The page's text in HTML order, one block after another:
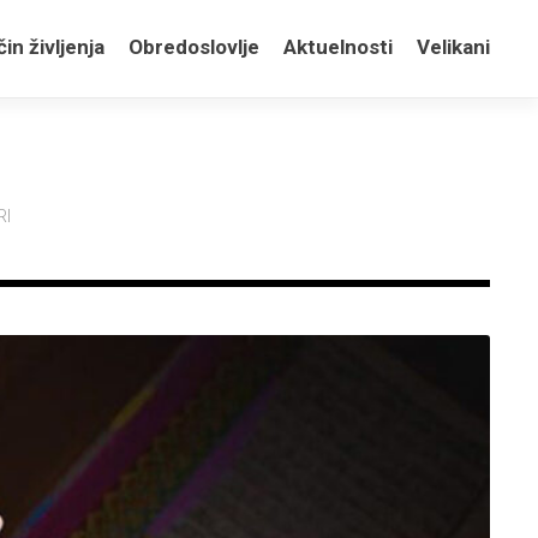
življenja Obredoslovlje Aktuelnosti Velikani